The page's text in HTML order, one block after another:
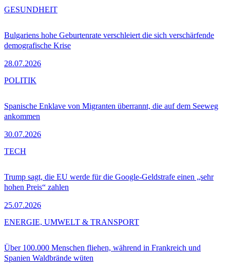
Bulgariens hohe Geburtenrate verschleiert die sich verschärfende
demografische Krise
28.07.2026
GESUNDHEIT
Spanische Enklave von Migranten überrannt, die auf dem Seeweg
ankommen
30.07.2026
POLITIK
Trump sagt, die EU werde für die Google-Geldstrafe einen „sehr
hohen Preis“ zahlen
25.07.2026
TECH
Über 100.000 Menschen fliehen, während in Frankreich und
Spanien Waldbrände wüten
ENERGIE, UMWELT & TRANSPORT